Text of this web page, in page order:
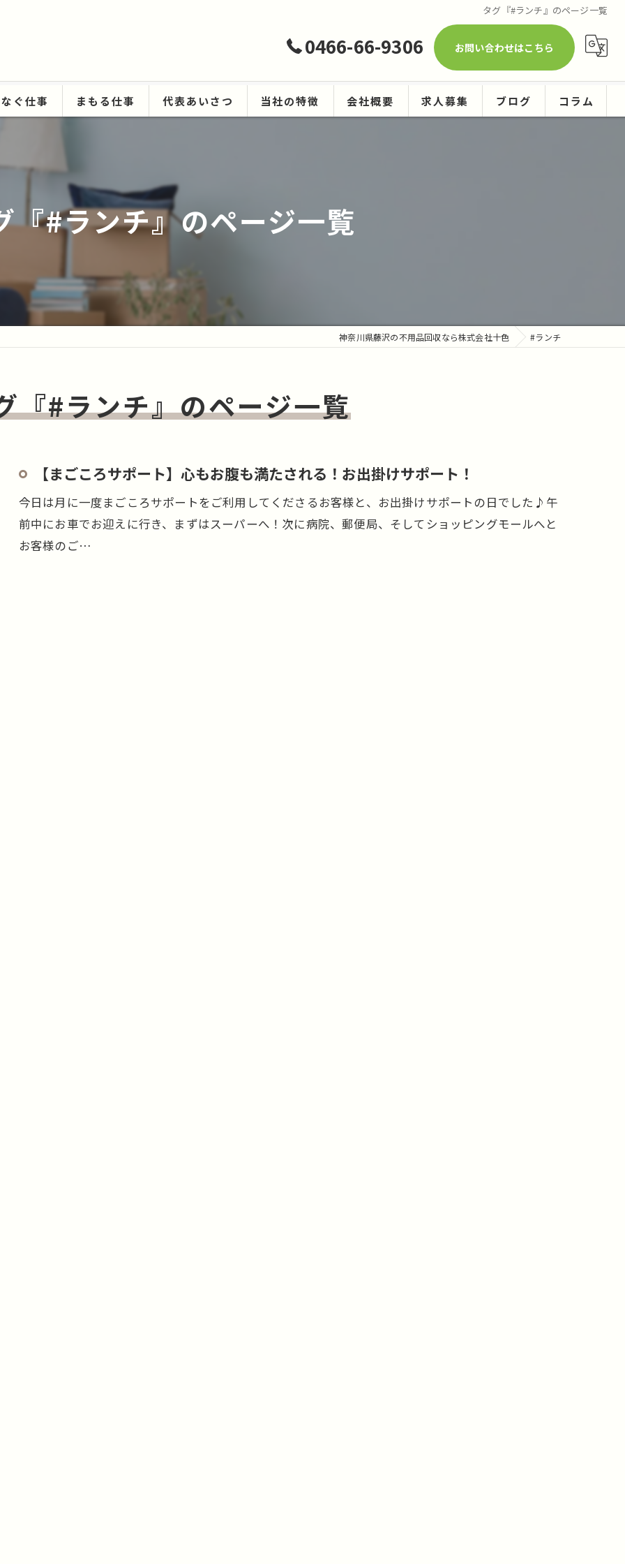
タグ『#ランチ』のページ一覧
0466-66-9306 お問い合わせはこちら
ぐ仕事 まもる仕事 代表あいさつ 当社の特徴
生前整理
会社概要 求人募集 ブログ コラム
『#ランチ』のページ一覧
神奈川県藤沢の不用品回収なら株式会社十色 #ランチ
『#ランチ』のページ一覧
【まごころサポート】心もお腹も満たされる！お出掛けサポート！
今日は月に一度まごころサポートをご利用してくださるお客様と、お出掛けサポートの日でした♪午
前中にお車でお迎えに行き、まずはスーパーへ！次に病院、郵便局、そしてショッピングモールへと
お客様のご…